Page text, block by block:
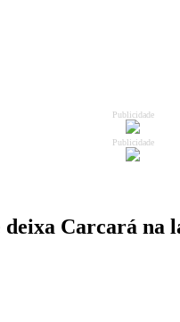
Publicidade
Publicidade
deixa Carcará na